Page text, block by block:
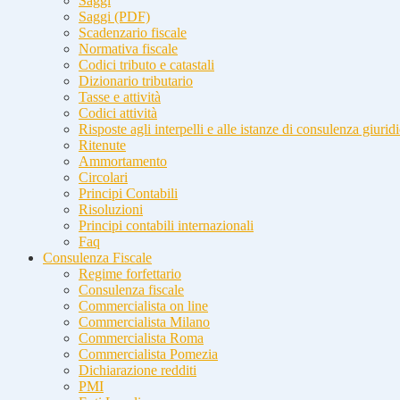
Saggi (PDF)
Scadenzario fiscale
Normativa fiscale
Codici tributo e catastali
Dizionario tributario
Tasse e attività
Codici attività
Risposte agli interpelli e alle istanze di consulenza
Ritenute
Ammortamento
Circolari
Principi Contabili
Risoluzioni
Principi contabili internazionali
Faq
Consulenza Fiscale
Regime forfettario
Consulenza fiscale
Commercialista on line
Commercialista Milano
Commercialista Roma
Commercialista Pomezia
Dichiarazione redditi
PMI